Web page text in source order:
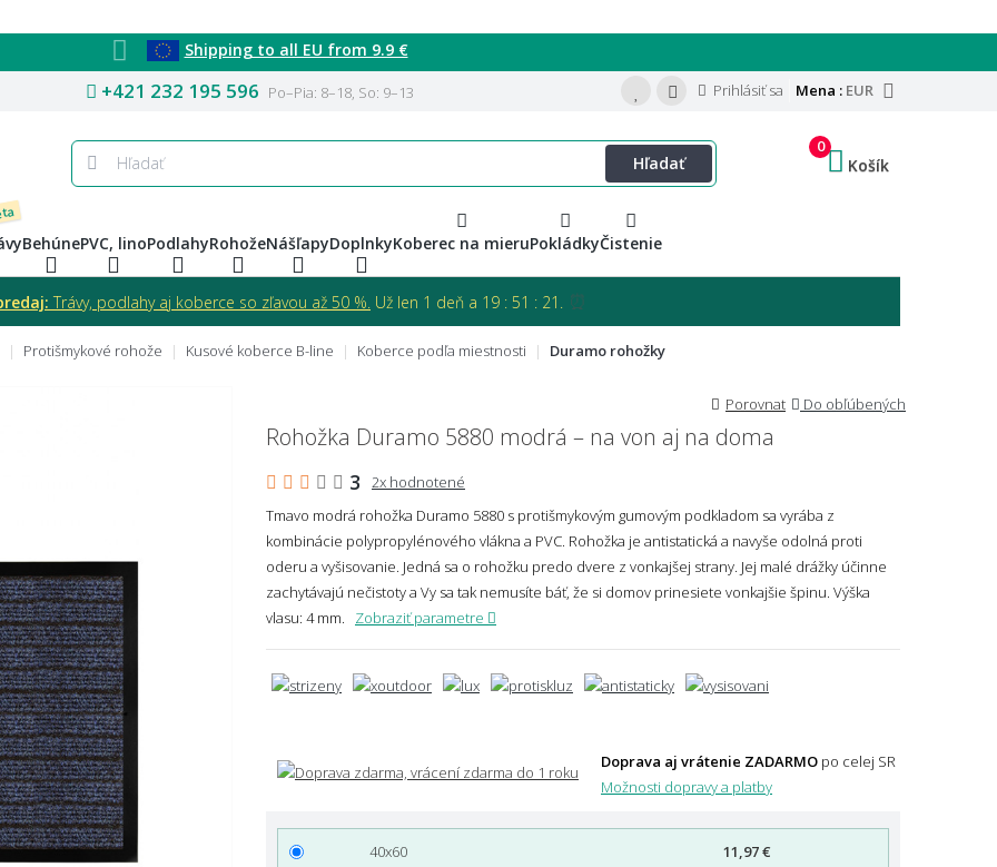
Shipping to all EU from 9.9 €
+421 232 195 596 Po–Pia: 8–18, So: 9–13 Mena : EUR
Prihlásiť sa
Hľadať
0
Košík
BehúnePVC, linoPodlahyRohožeNášľapyDoplnkyKoberec na mieruPokládkyČistenie
Trávy, podlahy aj koberce so zľavou až 50 %. Už len 1 deň a 19 : 51 : 20. ⏰
Protišmykové rohože Kusové koberce B-line Koberce podľa miestnosti Duramo rohožky
Porovnat Do obľúbených
Rohožka Duramo 5880 modrá – na von aj na doma
3
2x hodnotené
Tmavo modrá rohožka Duramo 5880 s protišmykovým gumovým podkladom sa vyrába z
kombinácie polypropylénového vlákna a PVC. Rohožka je antistatická a navyše odolná proti
oderu a vyšisovanie. Jedná sa o rohožku predo dvere z vonkajšej strany. Jej malé drážky účinne
zachytávajú nečistoty a Vy sa tak nemusíte báť, že si domov prinesiete vonkajšie špinu. Výška
vlasu: 4 mm.
Zobraziť parametre
Doprava aj vrátenie ZADARMO po celej SR
Možnosti dopravy a platby
40x60 11,97 €